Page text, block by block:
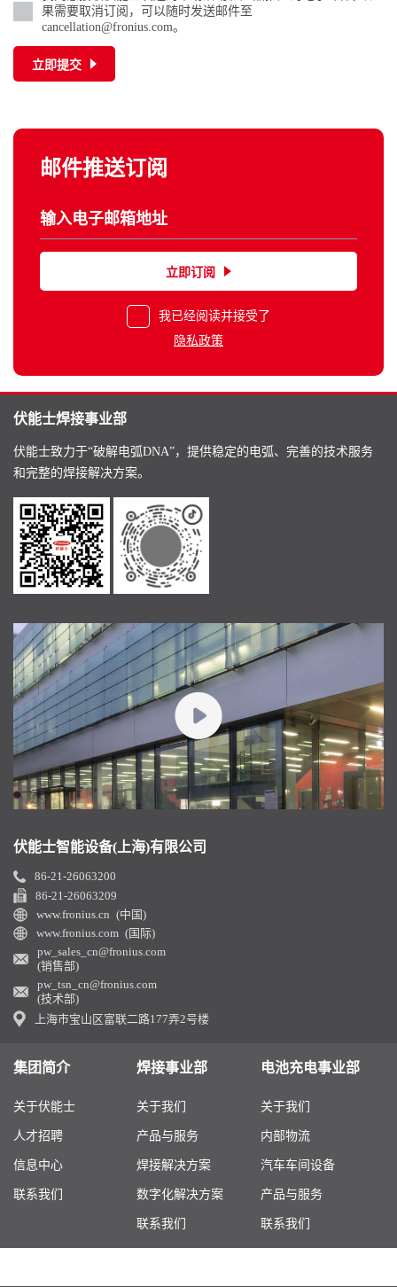
果需要取消订阅，可以随时发送邮件至
cancellation@fronius.com。
立即提交
邮件推送订阅
立即订阅
我已经阅读并接受了
隐私政策
伏能士焊接事业部
伏能士致力于“破解电弧DNA”，提供稳定的电弧、完善的技术服务
和完整的焊接解决方案。
伏能士智能设备(上海)有限公司
86-21-26063200
86-21-26063209
www.fronius.cn (中国)
www.fronius.com (国际)
pw_sales_cn@fronius.com
(销售部)
pw_tsn_cn@fronius.com
(技术部)
上海市宝山区富联二路177弄2号楼
集团简介
关于伏能士
人才招聘
信息中心
联系我们
焊接事业部
关于我们
产品与服务
焊接解决方案
数字化解决方案
联系我们
电池充电事业部
关于我们
内部物流
汽车车间设备
产品与服务
联系我们